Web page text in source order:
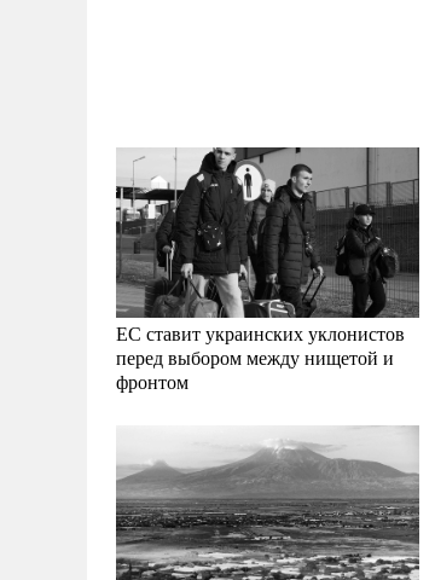
ЕС ставит украинских уклонистов
перед выбором между нищетой и
фронтом